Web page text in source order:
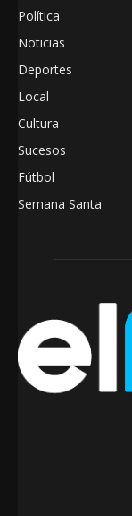
Política
Noticias
Deportes
Local
Cultura
Sucesos
Fútbol
Semana Santa